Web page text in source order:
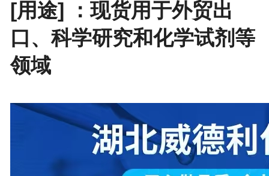
[用途] ：现货用于外贸出
口、科学研究和化学试剂等
领域